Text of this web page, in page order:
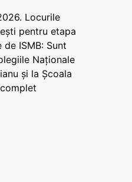
Locurile
pentru etapa
ISMB: Sunt
Naționale
și la Școala